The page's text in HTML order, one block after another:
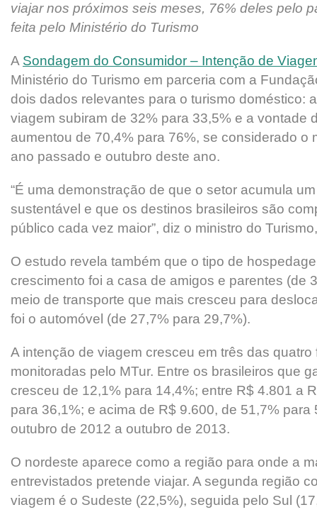
viajar nos próximos seis meses, 76% deles pelo
feita pelo Ministério do Turismo
A Sondagem do Consumidor – Intenção de
Ministério do Turismo em parceria com a
dois dados relevantes para o turismo doméstico:
viagem subiram de 32% para 33,5% e a vontade
aumentou de 70,4% para 76%, se considerado o
ano passado e outubro deste ano.
“É uma demonstração de que o setor acumula
sustentável e que os destinos brasileiros são
público cada vez maior”, diz o ministro do
O estudo revela também que o tipo de
crescimento foi a casa de amigos e parentes (de
meio de transporte que mais cresceu para
foi o automóvel (de 27,7% para 29,7%).
A intenção de viagem cresceu em três das quatro
monitoradas pelo MTur. Entre os brasileiros que
cresceu de 12,1% para 14,4%; entre R$ 4.801 a
para 36,1%; e acima de R$ 9.600, de 51,7% para
outubro de 2012 a outubro de 2013.
O nordeste aparece como a região para onde a
entrevistados pretende viajar. A segunda região
viagem é o Sudeste (22,5%), seguida pelo Sul